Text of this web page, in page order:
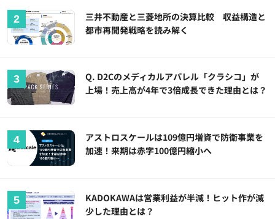
三井不動産と三菱地所の決算比較 収益構造と
都市再開発戦略を読み解く
Q. D2Cのメディカルアパレル「クラシコ」が
上場！売上高が4年で3倍成長できた理由とは？
アストロスケールは109億円増資で防衛事業を
加速！来期は赤字100億円縮小へ
KADOKAWAは営業利益が半減！ヒット作が減
少した理由とは？